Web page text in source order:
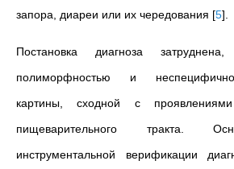
запора, диареи или их чередования [5]
Постановка диагноза
полиморфностью и
картины, сходной с
пищеварительного тракта.
инструментальной верификации